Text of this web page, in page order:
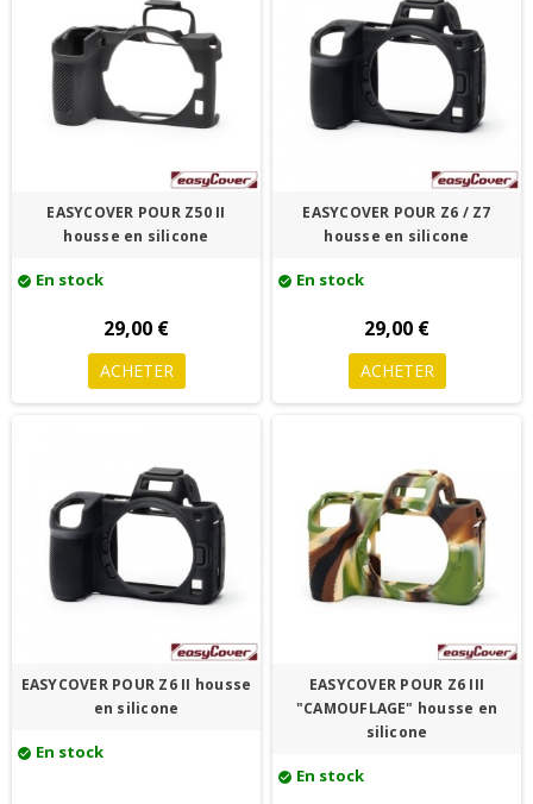
EASYCOVER POUR Z50 II
housse en silicone
check_circle En stock
29,00 €
ACHETER
EASYCOVER POUR Z6 / Z7
housse en silicone
check_circle En stock
29,00 €
ACHETER
EASYCOVER POUR Z6 II housse
en silicone
check_circle En stock
EASYCOVER POUR Z6 III
"CAMOUFLAGE" housse en
silicone
check_circle En stock